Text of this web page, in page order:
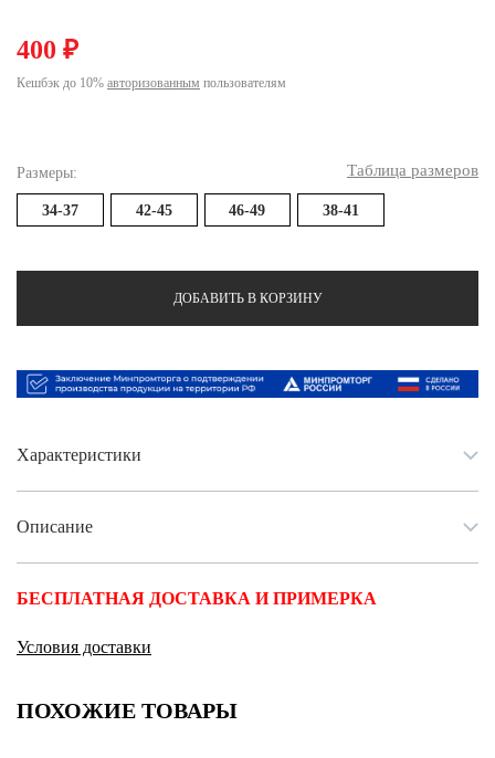
Ярославская область (1)
400 ₽
Кешбэк до 10% авторизованным пользователям
Размеры: Таблица размеров
34-37 42-45 46-49 38-41
ДОБАВИТЬ В КОРЗИНУ
Характеристики
Описание
БЕСПЛАТНАЯ ДОСТАВКА И ПРИМЕРКА
Условия доставки
ПОХОЖИЕ ТОВАРЫ